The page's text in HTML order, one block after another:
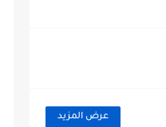
عرض المزيد